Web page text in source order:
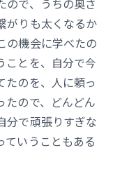
ので、うちの奥さ
がりも太くなるか
の機会に学べたの
ことを、自分で今
たのを、人に頼っ
たので、どんどん
分で頑張りすぎな
ていうこともある